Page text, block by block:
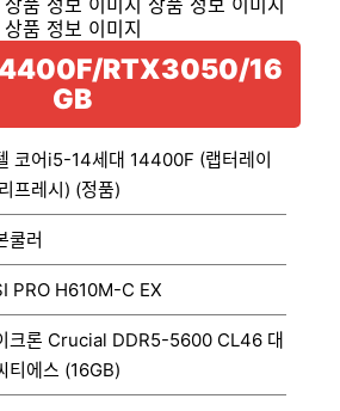
RTX3050/16
GB
코어i5-14세대 14400F (랩터레이
프레시) (정품)
쿨러
PRO H610M-C EX
크론 Crucial DDR5-5600 CL46 대
티에스 (16GB)